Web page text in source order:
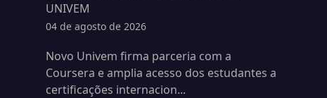
UNIVEM
04 de agosto de 2026
Novo Univem firma parceria com a
Coursera e amplia acesso dos estudantes a
certificações internacion...